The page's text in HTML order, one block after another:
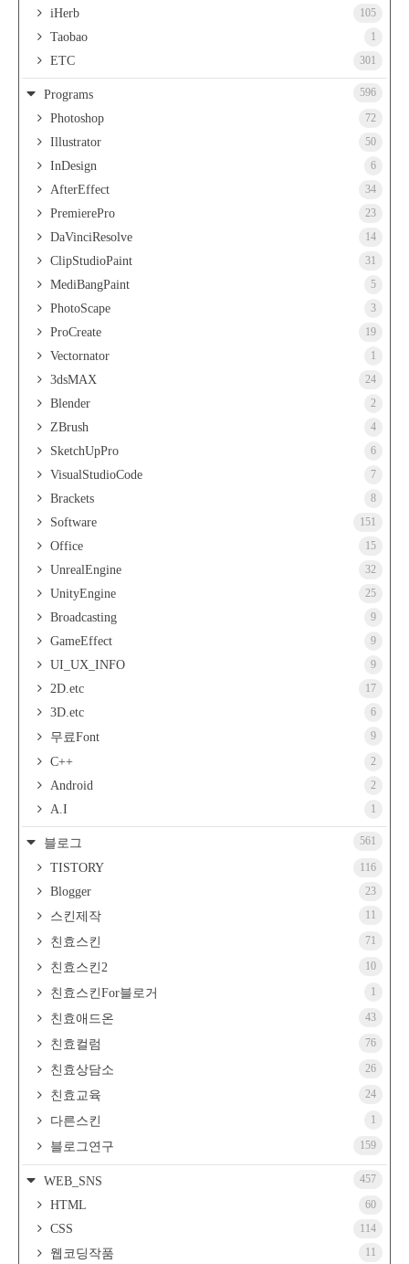
iHerb 105
Taobao 1
ETC 301
Programs 596
Photoshop 72
Illustrator 50
InDesign 6
AfterEffect 34
PremierePro 23
DaVinciResolve 14
ClipStudioPaint 31
MediBangPaint 5
PhotoScape 3
ProCreate 19
Vectornator 1
3dsMAX 24
Blender 2
ZBrush 4
SketchUpPro 6
VisualStudioCode 7
Brackets 8
Software 151
Office 15
UnrealEngine 32
UnityEngine 25
Broadcasting 9
GameEffect 9
UI_UX_INFO 9
2D.etc 17
3D.etc 6
무료Font 9
C++ 2
Android 2
A.I 1
블로그 561
TISTORY 116
Blogger 23
스킨제작 11
친효스킨 71
친효스킨2 10
친효스킨For블로거 1
친효애드온 43
친효컬럼 76
친효상담소 26
친효교육 24
다른스킨 1
블로그연구 159
WEB_SNS 457
HTML 60
CSS 114
웹코딩작품 11